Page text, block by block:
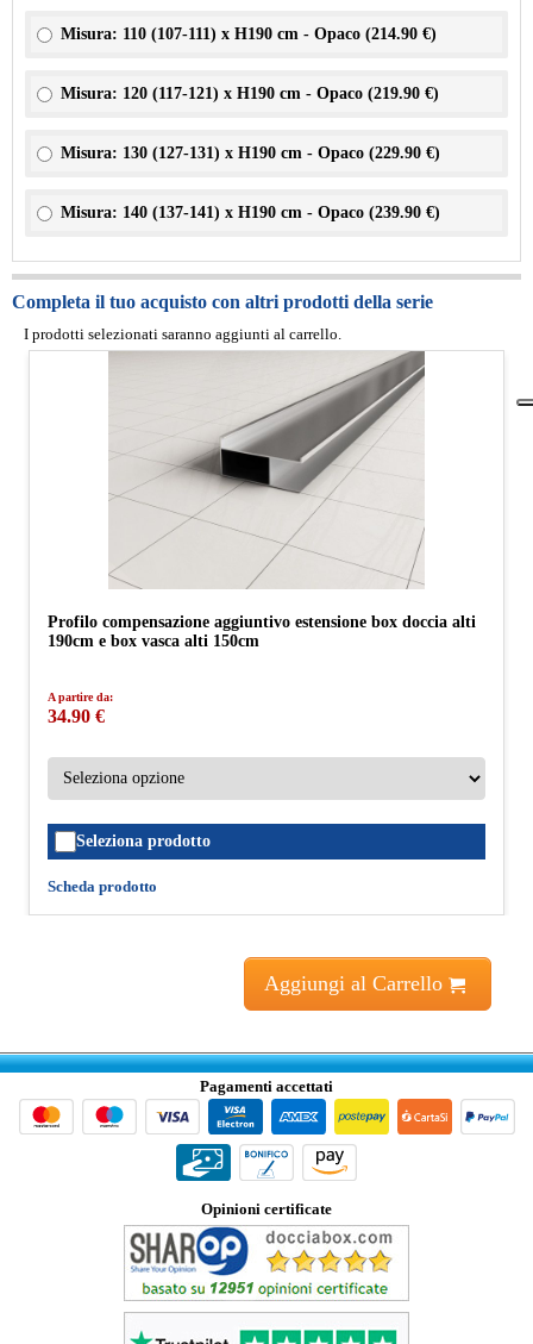
Misura: 110 (107-111) x H190 cm - Opaco (214.90 €)
Misura: 120 (117-121) x H190 cm - Opaco (219.90 €)
Misura: 130 (127-131) x H190 cm - Opaco (229.90 €)
Misura: 140 (137-141) x H190 cm - Opaco (239.90 €)
Completa il tuo acquisto con altri prodotti della serie
I prodotti selezionati saranno aggiunti al carrello.
Profilo compensazione aggiuntivo estensione box doccia alti
190cm e box vasca alti 150cm
A partire da:
34.90 €
Seleziona prodotto
Scheda prodotto
Aggiungi al Carrello
Pagamenti accettati
Opinioni certificate